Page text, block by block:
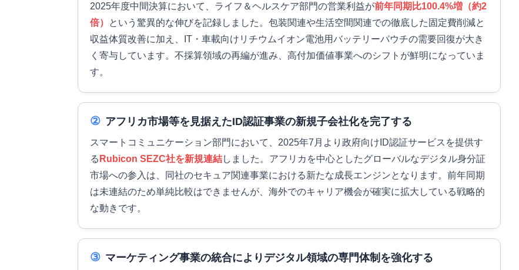
2025年度中間決算において、ライフ＆ヘルスケア部門の営業利益が前年同期比100.4%増（約2
倍）
という驚異的な伸びを記録しました。包装関連や生活空間関連での徹底した固定費削減と
収益体質改善に加え、IT・車載向けリチウムイオン電池用バッテリーパウチの需要回復が大き
く寄与しています。不採算領域の再編が進み、高付加価値事業へのシフトが鮮明になっていま
す。
② アフリカ市場等を見据えたID認証事業の新規子会社化を完了する
スマートコミュニケーション部門において、2025年7月より政府向けID認証サービスを提供す
る Rubicon SEZC社を新規連結しました。アフリカを中心としたグローバルなデジタル身分証
市場への参入は、同社のセキュア関連事業における新たな成長エンジンとなります。前年同期
は未連結のため単純比較はできませんが、海外でのキャリア機会が確実に拡大している戦略的
な動きです。
③ マーケティング事業の統合によりデジタル領域の専門体制を強化する